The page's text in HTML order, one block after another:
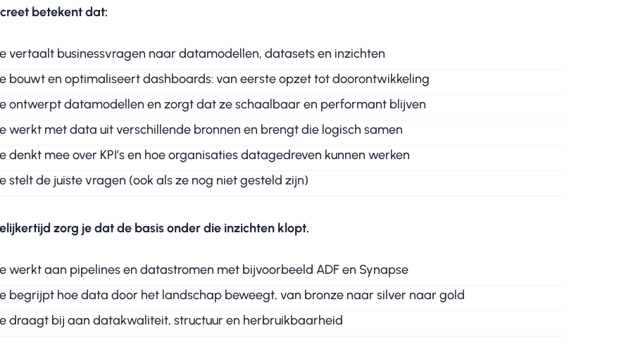
betekent dat:
vertaalt businessvragen naar datamodellen, datasets en inzichten
bouwt en optimaliseert dashboards: van eerste opzet tot doorontwikkeling
ontwerpt datamodellen en zorgt dat ze schaalbaar en performant blijven
werkt met data uit verschillende bronnen en brengt die logisch samen
denkt mee over KPI’s en hoe organisaties datagedreven kunnen werken
stelt de juiste vragen (ook als ze nog niet gesteld zijn)
zorg je dat de basis onder die inzichten klopt.
werkt aan pipelines en datastromen met bijvoorbeeld ADF en Synapse
begrijpt hoe data door het landschap beweegt, van bronze naar silver naar gold
draagt bij aan datakwaliteit, structuur en herbruikbaarheid